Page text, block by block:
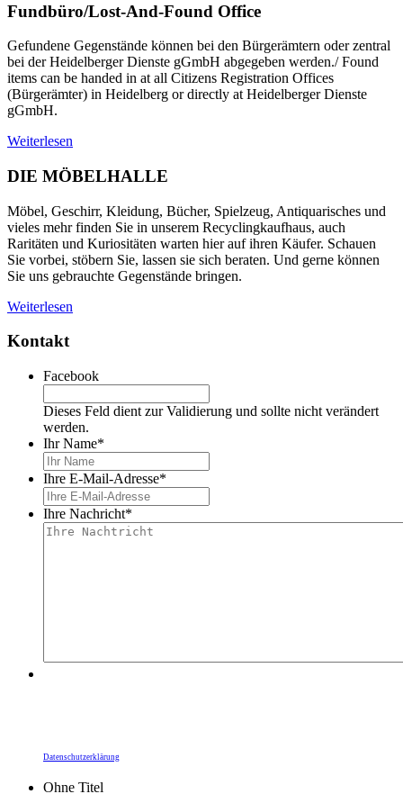
Fundbüro/Lost-And-Found Office
Gefundene Gegenstände können bei den Bürgerämtern oder zentral
bei der Heidelberger Dienste gGmbH abgegeben werden./ Found
items can be handed in at all Citizens Registration Offices
(Bürgerämter) in Heidelberg or directly at Heidelberger Dienste
gGmbH.
Weiterlesen
DIE MÖBELHALLE
Möbel, Geschirr, Kleidung, Bücher, Spielzeug, Antiquarisches und
vieles mehr finden Sie in unserem Recyclingkaufhaus, auch
Raritäten und Kuriositäten warten hier auf ihren Käufer. Schauen
Sie vorbei, stöbern Sie, lassen sie sich beraten. Und gerne können
Sie uns gebrauchte Gegenstände bringen.
Weiterlesen
Kontakt
Facebook
Dieses Feld dient zur Validierung und sollte nicht verändert
werden.
Ihr Name*
Ihre E-Mail-Adresse*
Ihre Nachricht*
Datenschutzerklärung
Ohne Titel